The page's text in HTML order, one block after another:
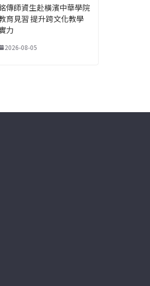
傳師資生赴橫濱中華學院
育見習 提升跨文化教學
力
2026-08-05